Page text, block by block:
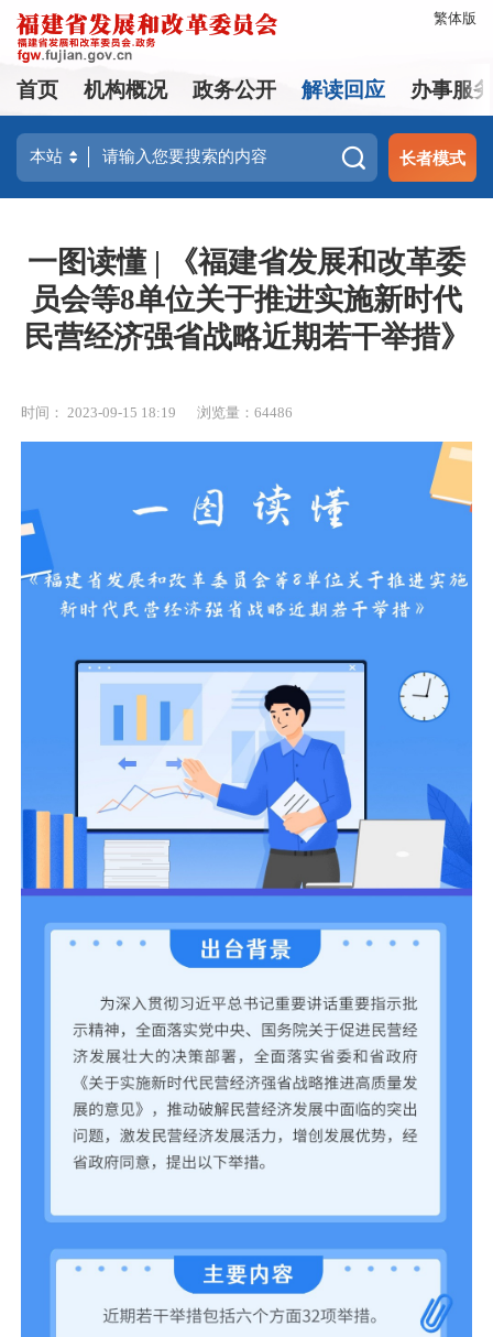
繁体版
首页 机构概况 政务公开 解读回应 办事服
长者模式
一图读懂 | 《福建省发展和改革委
员会等8单位关于推进实施新时代
民营经济强省战略近期若干举措》
时间： 2023-09-15 18:19 浏览量：64486